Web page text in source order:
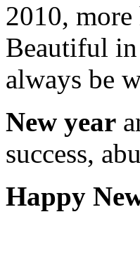
2010,
Beautiful
always be
New year
success,
Happy